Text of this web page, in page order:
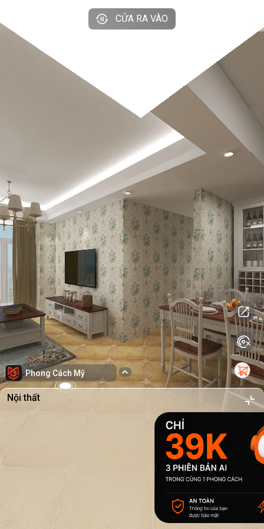
CỬA RA VÀO
Phong Cách Mỹ
Nội thất